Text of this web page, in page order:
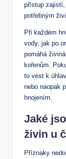
přístup
potřebným
Při každém
vody, jak po
pomáhá
kořenům.
to vést k
nebo naopak
hnojením.
Jaké
živin u
Příznaky